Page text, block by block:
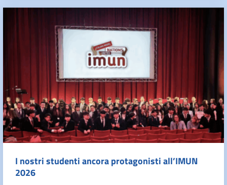
I nostri studenti ancora protagonisti all’IMUN
2026